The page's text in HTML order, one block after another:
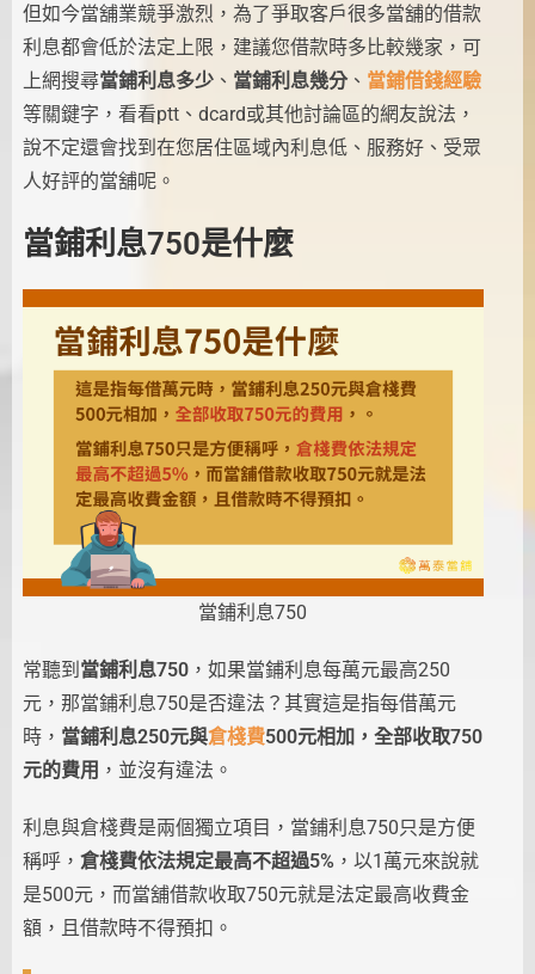
但如今當舖業競爭激烈，為了爭取客戶很多當舖的借款
利息都會低於法定上限，建議您借款時多比較幾家，可
上網搜尋當鋪利息多少、 當鋪利息幾分、 當鋪借錢經驗
等關鍵字，看看ptt、dcard或其他討論區的網友說法，
說不定還會找到在您居住區域內利息低、服務好、受眾
人好評的當舖呢。
當鋪利息750是什麼
當鋪利息750
常聽到 當鋪利息750，如果當鋪利息每萬元最高250
元，那當鋪利息750是否違法？其實這是指每借萬元
時， 當鋪利息250元與倉棧費500元相加，全部收取750
元的費用 ，並沒有違法。
利息與倉棧費是兩個獨立項目，當鋪利息750只是方便
稱呼， 倉棧費依法規定最高不超過5% ，以1萬元來說就
是500元，而當舖借款收取750元就是法定最高收費金
額，且借款時不得預扣。